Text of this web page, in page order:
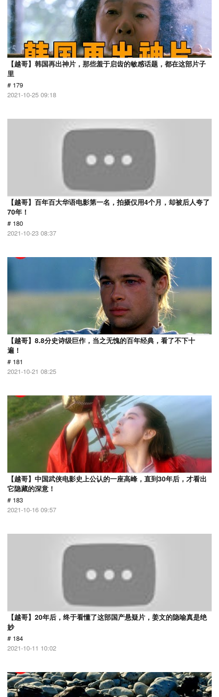
【越哥】韩国再出神片，那些羞于启齿的敏感话题，都在这部片子
里
# 179
2021-10-25 09:18
【越哥】百年百大华语电影第一名，拍摄仅用4个月，却被后人夸了
70年！
# 180
2021-10-23 08:37
【越哥】8.8分史诗级巨作，当之无愧的百年经典，看了不下十
遍！
# 181
2021-10-21 08:25
【越哥】中国武侠电影史上公认的一座高峰，直到30年后，才看出
它隐藏的深意！
# 183
2021-10-16 09:57
【越哥】20年后，终于看懂了这部国产悬疑片，姜文的隐喻真是绝
妙
# 184
2021-10-11 10:02